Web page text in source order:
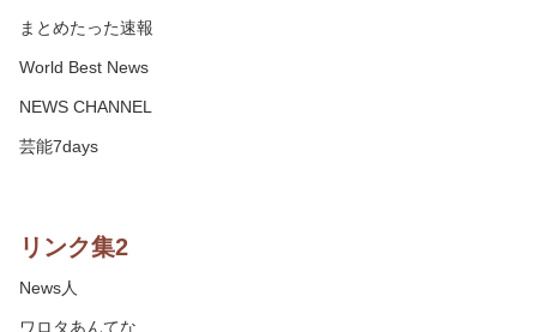
まとめたった速報
World Best News
NEWS CHANNEL
芸能7days
リンク集2
News人
ワロタあんてな